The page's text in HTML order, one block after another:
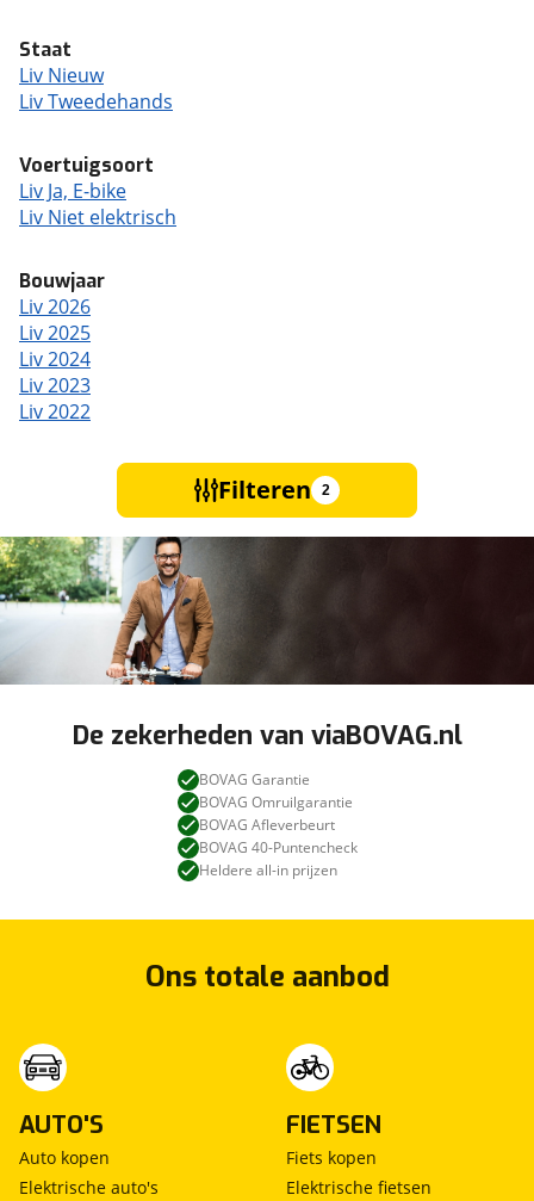
Staat
Liv Nieuw
Liv Tweedehands
Voertuigsoort
Liv Ja, E-bike
Liv Niet elektrisch
Bouwjaar
Liv 2026
Liv 2025
Liv 2024
Liv 2023
Liv 2022
Filteren 2
De zekerheden van viaBOVAG.nl
BOVAG Garantie
BOVAG Omruilgarantie
BOVAG Afleverbeurt
BOVAG 40-Puntencheck
Heldere all-in prijzen
Ons totale aanbod
AUTO'S
Auto kopen
Elektrische auto's
FIETSEN
Fiets kopen
Elektrische fietsen